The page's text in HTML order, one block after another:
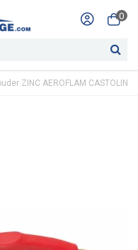
0
ZINC AEROFLAM CASTOLIN